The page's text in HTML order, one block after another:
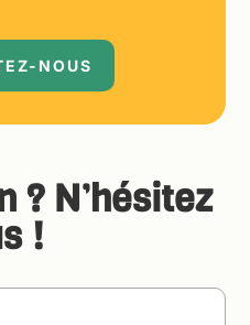
NOUS
? N’hésitez
!